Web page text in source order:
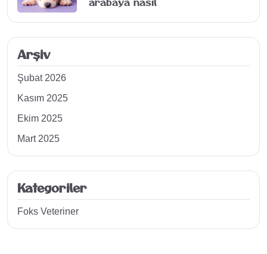
arabaya nasıl
Arşiv
Şubat 2026
Kasım 2025
Ekim 2025
Mart 2025
Kategoriler
Foks Veteriner